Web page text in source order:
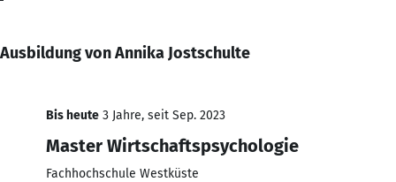
Ausbildung von Annika Jostschulte
Bis heute 3 Jahre, seit Sep. 2023
Master Wirtschaftspsychologie
Fachhochschule Westküste